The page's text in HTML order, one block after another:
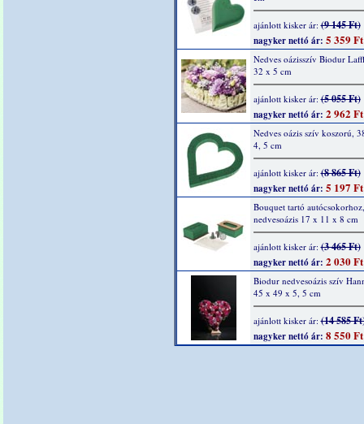
ajánlott kisker ár:(9 145 Ft)
nagyker nettó ár: 5 359 Ft
Nedves oázisszív Biodur
32 x 5 cm
ajánlott kisker ár:(5 055 Ft)
nagyker nettó ár: 2 962 Ft
Nedves oázis szív koszorú,
4, 5 cm
ajánlott kisker ár:(8 865 Ft)
nagyker nettó ár: 5 197 Ft
Bouquet tartó autócsokorhoz,
nedvesoázis 17 x 11 x 8 cm
ajánlott kisker ár:(3 465 Ft)
nagyker nettó ár: 2 030 Ft
Biodur nedvesoázis szív
45 x 49 x 5, 5 cm
ajánlott kisker ár:(14 585
nagyker nettó ár: 8 550 Ft